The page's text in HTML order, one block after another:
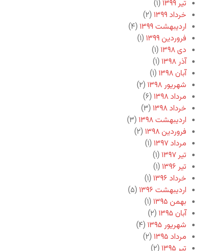
تیر ۱۳۹۹
(۱)
خرداد ۱۳۹۹
(۲)
اردیبهشت ۱۳۹۹
(۴)
فروردین ۱۳۹۹
(۱)
دی ۱۳۹۸
(۱)
آذر ۱۳۹۸
(۱)
آبان ۱۳۹۸
(۱)
شهریور ۱۳۹۸
(۲)
مرداد ۱۳۹۸
(۶)
خرداد ۱۳۹۸
(۳)
اردیبهشت ۱۳۹۸
(۳)
فروردین ۱۳۹۸
(۲)
مرداد ۱۳۹۷
(۱)
تیر ۱۳۹۷
(۱)
تیر ۱۳۹۶
(۱)
خرداد ۱۳۹۶
(۱)
اردیبهشت ۱۳۹۶
(۵)
بهمن ۱۳۹۵
(۱)
آبان ۱۳۹۵
(۲)
شهریور ۱۳۹۵
(۴)
مرداد ۱۳۹۵
(۲)